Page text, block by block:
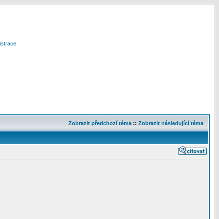
Zobrazit předchozí téma :: Zobrazit následující téma